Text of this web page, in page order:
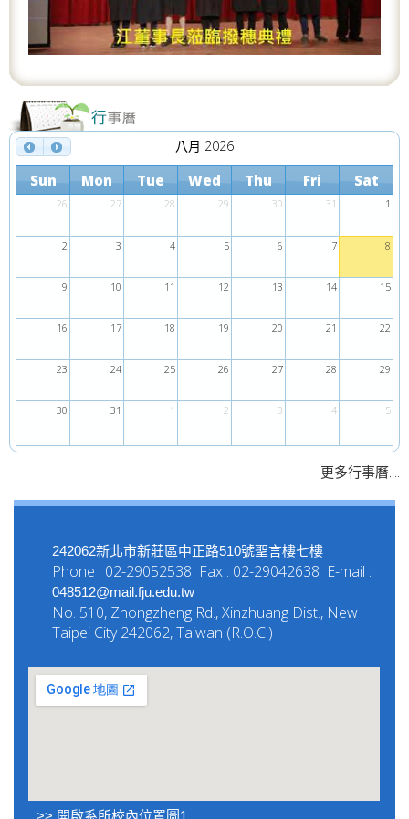
八月 2026
Sun Mon Tue Wed Thu Fri Sat
26 27 28 29 30 31 1
2 3 4 5 6 7 8
9 10 11 12 13 14 15
16 17 18 19 20 21 22
23 24 25 26 27 28 29
30 31 1 2 3 4 5
更多行事曆....
242062新北市新莊區中正路510號聖言樓七樓
Phone : 02-29052538 Fax : 02-29042638 E-mail :
048512@mail.fju.edu.tw
No. 510, Zhongzheng Rd., Xinzhuang Dist., New
Taipei City 242062, Taiwan (R.O.C.)
>> 開啟系所校內位置圖1